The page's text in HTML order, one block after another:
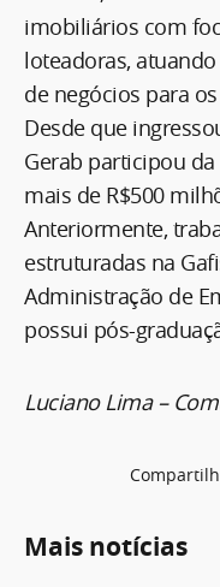
imobiliários com
loteadoras,
de negócios para
Desde que
Gerab participou
mais de R$500
Anteriormente,
estruturadas na
Administração de
possui pós-
Luciano Lima –
Mais notícias